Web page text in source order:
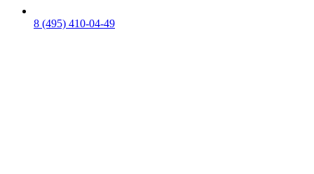
8 (495) 410-04-49